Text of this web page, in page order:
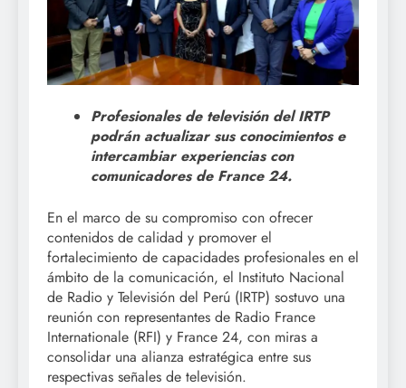
Profesionales de televisión del IRTP
podrán actualizar sus conocimientos e
intercambiar experiencias con
comunicadores de France 24.
En el marco de su compromiso con ofrecer
contenidos de calidad y promover el
fortalecimiento de capacidades profesionales en el
ámbito de la comunicación, el Instituto Nacional
de Radio y Televisión del Perú (IRTP) sostuvo una
reunión con representantes de Radio France
Internationale (RFI) y France 24, con miras a
consolidar una alianza estratégica entre sus
respectivas señales de televisión.